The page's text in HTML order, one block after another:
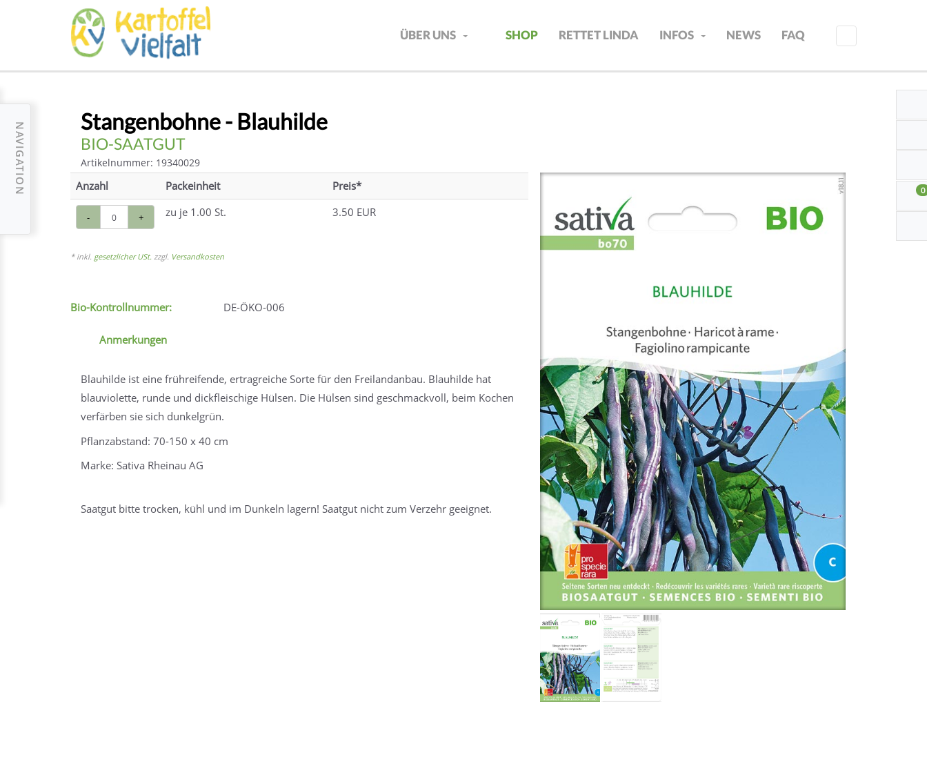
ÜBER UNS SHOP RETTET LINDA INFOS NEWS FAQ
Stangenbohne - Blauhilde
BIO-SAATGUT
Artikelnummer: 19340029
Anzahl Packeinheit Preis*
- + zu je 1.00 St. 3.50 EUR
* inkl. gesetzlicher USt. zzgl. Versandkosten
Bio-Kontrollnummer: DE-ÖKO-006
Anmerkungen
Blauhilde ist eine frühreifende, ertragreiche Sorte für den Freilandanbau. Blauhilde hat
blauviolette, runde und dickfleischige Hülsen. Die Hülsen sind geschmackvoll, beim Kochen
verfärben sie sich dunkelgrün.
Pflanzabstand: 70-150 x 40 cm
Marke: Sativa Rheinau AG
Saatgut bitte trocken, kühl und im Dunkeln lagern! Saatgut nicht zum Verzehr geeignet.
0
NAVIGATION